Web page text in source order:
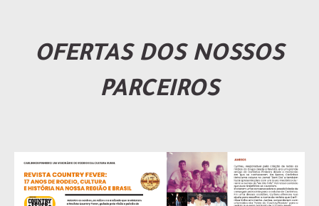
OFERTAS DOS NOSSOS
PARCEIROS